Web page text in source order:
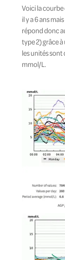
Voici la
il y a 6 ans
répond donc
type 2) grâce
les unités sont
mmol/L.